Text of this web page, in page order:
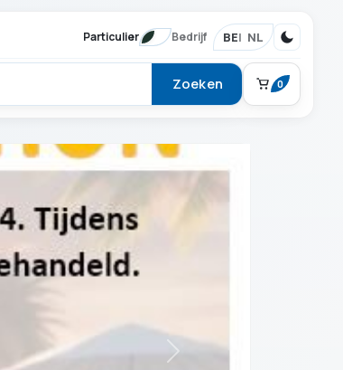
Particulier Bedrijf BE NL
Zoeken 0
BESTELLING
Winkelmand
Je mandje is leeg.
Verder winkelen